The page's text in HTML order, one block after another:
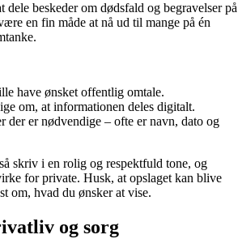
dele beskeder om dødsfald og begravelser på
en fin måde at nå ud til mange på én
have ønsket offentlig omtale.
om, at informationen deles digitalt.
der er nødvendige – ofte er navn, dato og
skriv i en rolig og respektfuld tone, og
for private. Husk, at opslaget kan blive
om, hvad du ønsker at vise.
og sorg